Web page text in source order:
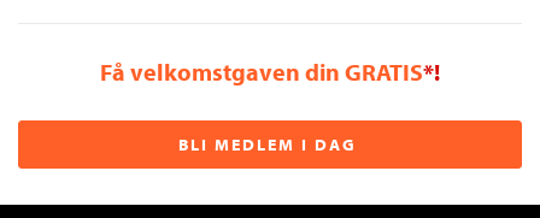
Få velkomstgaven din GRATIS*!
BLI MEDLEM I DAG